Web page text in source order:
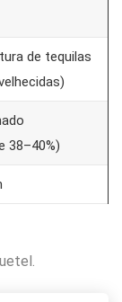
de tequilas
38–40%)